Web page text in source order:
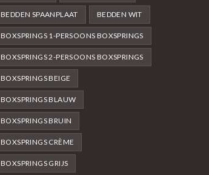
BEDDEN SPAANPLAAT BEDDEN WIT
BOXSPRINGS 1-PERSOONS BOXSPRINGS
BOXSPRINGS 2-PERSOONS BOXSPRINGS
BOXSPRINGS BEIGE
BOXSPRINGS BLAUW
BOXSPRINGS BRUIN
BOXSPRINGS CRÈME
BOXSPRINGS GRIJS